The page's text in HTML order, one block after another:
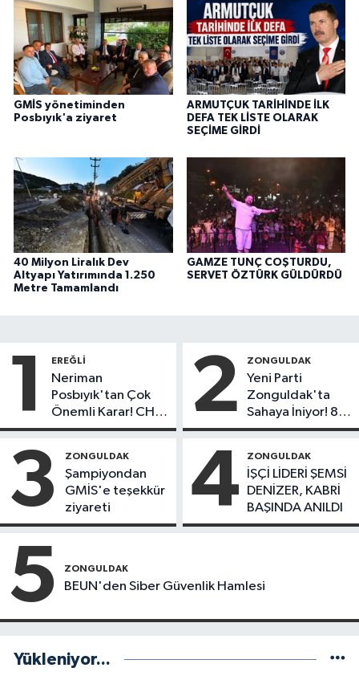
GMİS yönetiminden
Posbıyık'a ziyaret
ARMUTÇUK TARİHİNDE İLK
DEFA TEK LİSTE OLARAK
SEÇİME GİRDİ
40 Milyon Liralık Dev
Altyapı Yatırımında 1.250
Metre Tamamlandı
GAMZE TUNÇ COŞTURDU,
SERVET ÖZTÜRK GÜLDÜRDÜ
1 EREĞLI
Neriman
Posbıyık'tan Çok
Önemli Karar! CHP
mi Yeni Parti mi?
2 ZONGULDAK
Yeni Parti
Zonguldak'ta
Sahaya İniyor! 8
İlçede Kurucu
Başladı
3 ZONGULDAK
Şampiyondan
GMİS'e teşekkür
ziyareti
4 ZONGULDAK
İŞÇİ LİDERİ ŞEMSİ
DENİZER, KABRİ
BAŞINDA ANILDI
5 ZONGULDAK
BEUN'den Siber Güvenlik Hamlesi
Yükleniyor...